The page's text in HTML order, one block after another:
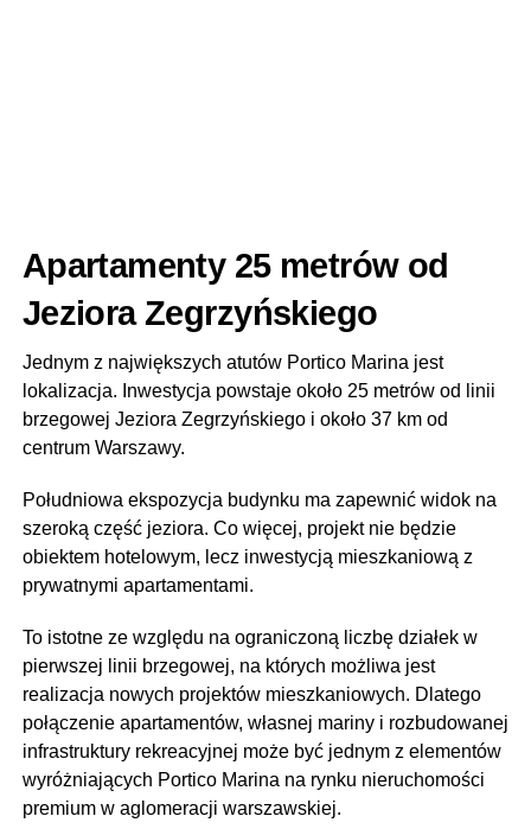
Apartamenty 25 metrów od
Jeziora Zegrzyńskiego
Jednym z największych atutów Portico Marina jest
lokalizacja. Inwestycja powstaje około 25 metrów od linii
brzegowej Jeziora Zegrzyńskiego i około 37 km od
centrum Warszawy.
Południowa ekspozycja budynku ma zapewnić widok na
szeroką część jeziora. Co więcej, projekt nie będzie
obiektem hotelowym, lecz inwestycją mieszkaniową z
prywatnymi apartamentami.
To istotne ze względu na ograniczoną liczbę działek w
pierwszej linii brzegowej, na których możliwa jest
realizacja nowych projektów mieszkaniowych. Dlatego
połączenie apartamentów, własnej mariny i rozbudowanej
infrastruktury rekreacyjnej może być jednym z elementów
wyróżniających Portico Marina na rynku nieruchomości
premium w aglomeracji warszawskiej.